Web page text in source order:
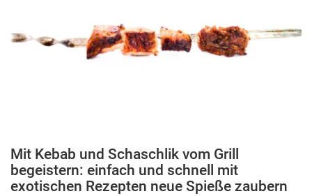
Mit Kebab und Schaschlik vom Grill
begeistern: einfach und schnell mit
exotischen Rezepten neue Spieße zaubern